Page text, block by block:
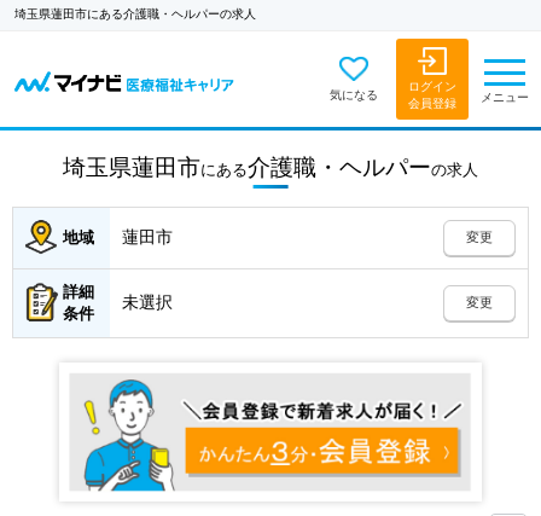
埼玉県蓮田市にある介護職・ヘルパーの求人
気になる
ログイン
会員登録
メニュー
埼玉県蓮田市にある介護職・ヘルパーの求人
地域 蓮田市 変更
詳細
条件
未選択 変更